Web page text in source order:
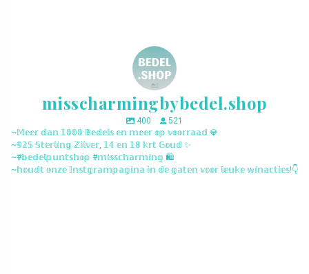
misscharmingbybedel.shop
400
521
~𝕄𝕖𝕖𝕣 𝕕𝕒𝕟 𝟙𝟘𝟘𝟘 𝔹𝕖𝕕𝕖𝕝𝕤 𝕖𝕟 𝕞𝕖𝕖𝕣 𝕠𝕡 𝕧𝕠𝕠𝕣𝕣𝕒𝕒𝕕 💎
~𝟡𝟚𝟝 𝕊𝕥𝕖𝕣𝕝𝕚𝕟𝕘 ℤ𝕚𝕝𝕧𝕖𝕣, 𝟙𝟜 𝕖𝕟 𝟙𝟠 𝕜𝕣𝕥 𝔾𝕠𝕦𝕕 ✨
~#𝕓𝕖𝕕𝕖𝕝𝕡𝕦𝕟𝕥𝕤𝕙𝕠𝕡 #𝕞𝕚𝕤𝕤𝕔𝕙𝕒𝕣𝕞𝕚𝕟𝕘 🛍️
~𝕙𝕠𝕦𝕕𝕥 𝕠𝕟𝕫𝕖 𝕀𝕟𝕤𝕥𝕘𝕣𝕒𝕞𝕡𝕒𝕘𝕚𝕟𝕒 𝕚𝕟 𝕕𝕖 𝕘𝕒𝕥𝕖𝕟 𝕧𝕠𝕠𝕣 𝕝𝕖𝕦𝕜𝕖 𝕨𝕚𝕟𝕒𝕔𝕥𝕚𝕖𝕤!👇